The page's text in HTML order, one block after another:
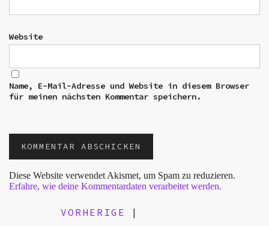
Website
Name, E-Mail-Adresse und Website in diesem Browser
für meinen nächsten Kommentar speichern.
Diese Website verwendet Akismet, um Spam zu reduzieren.
Erfahre, wie deine Kommentardaten verarbeitet werden.
VORHERIGE |